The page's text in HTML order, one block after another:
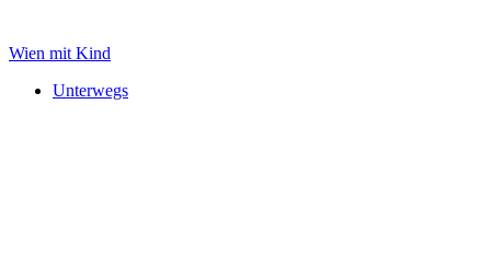
Wien mit Kind
Unterwegs